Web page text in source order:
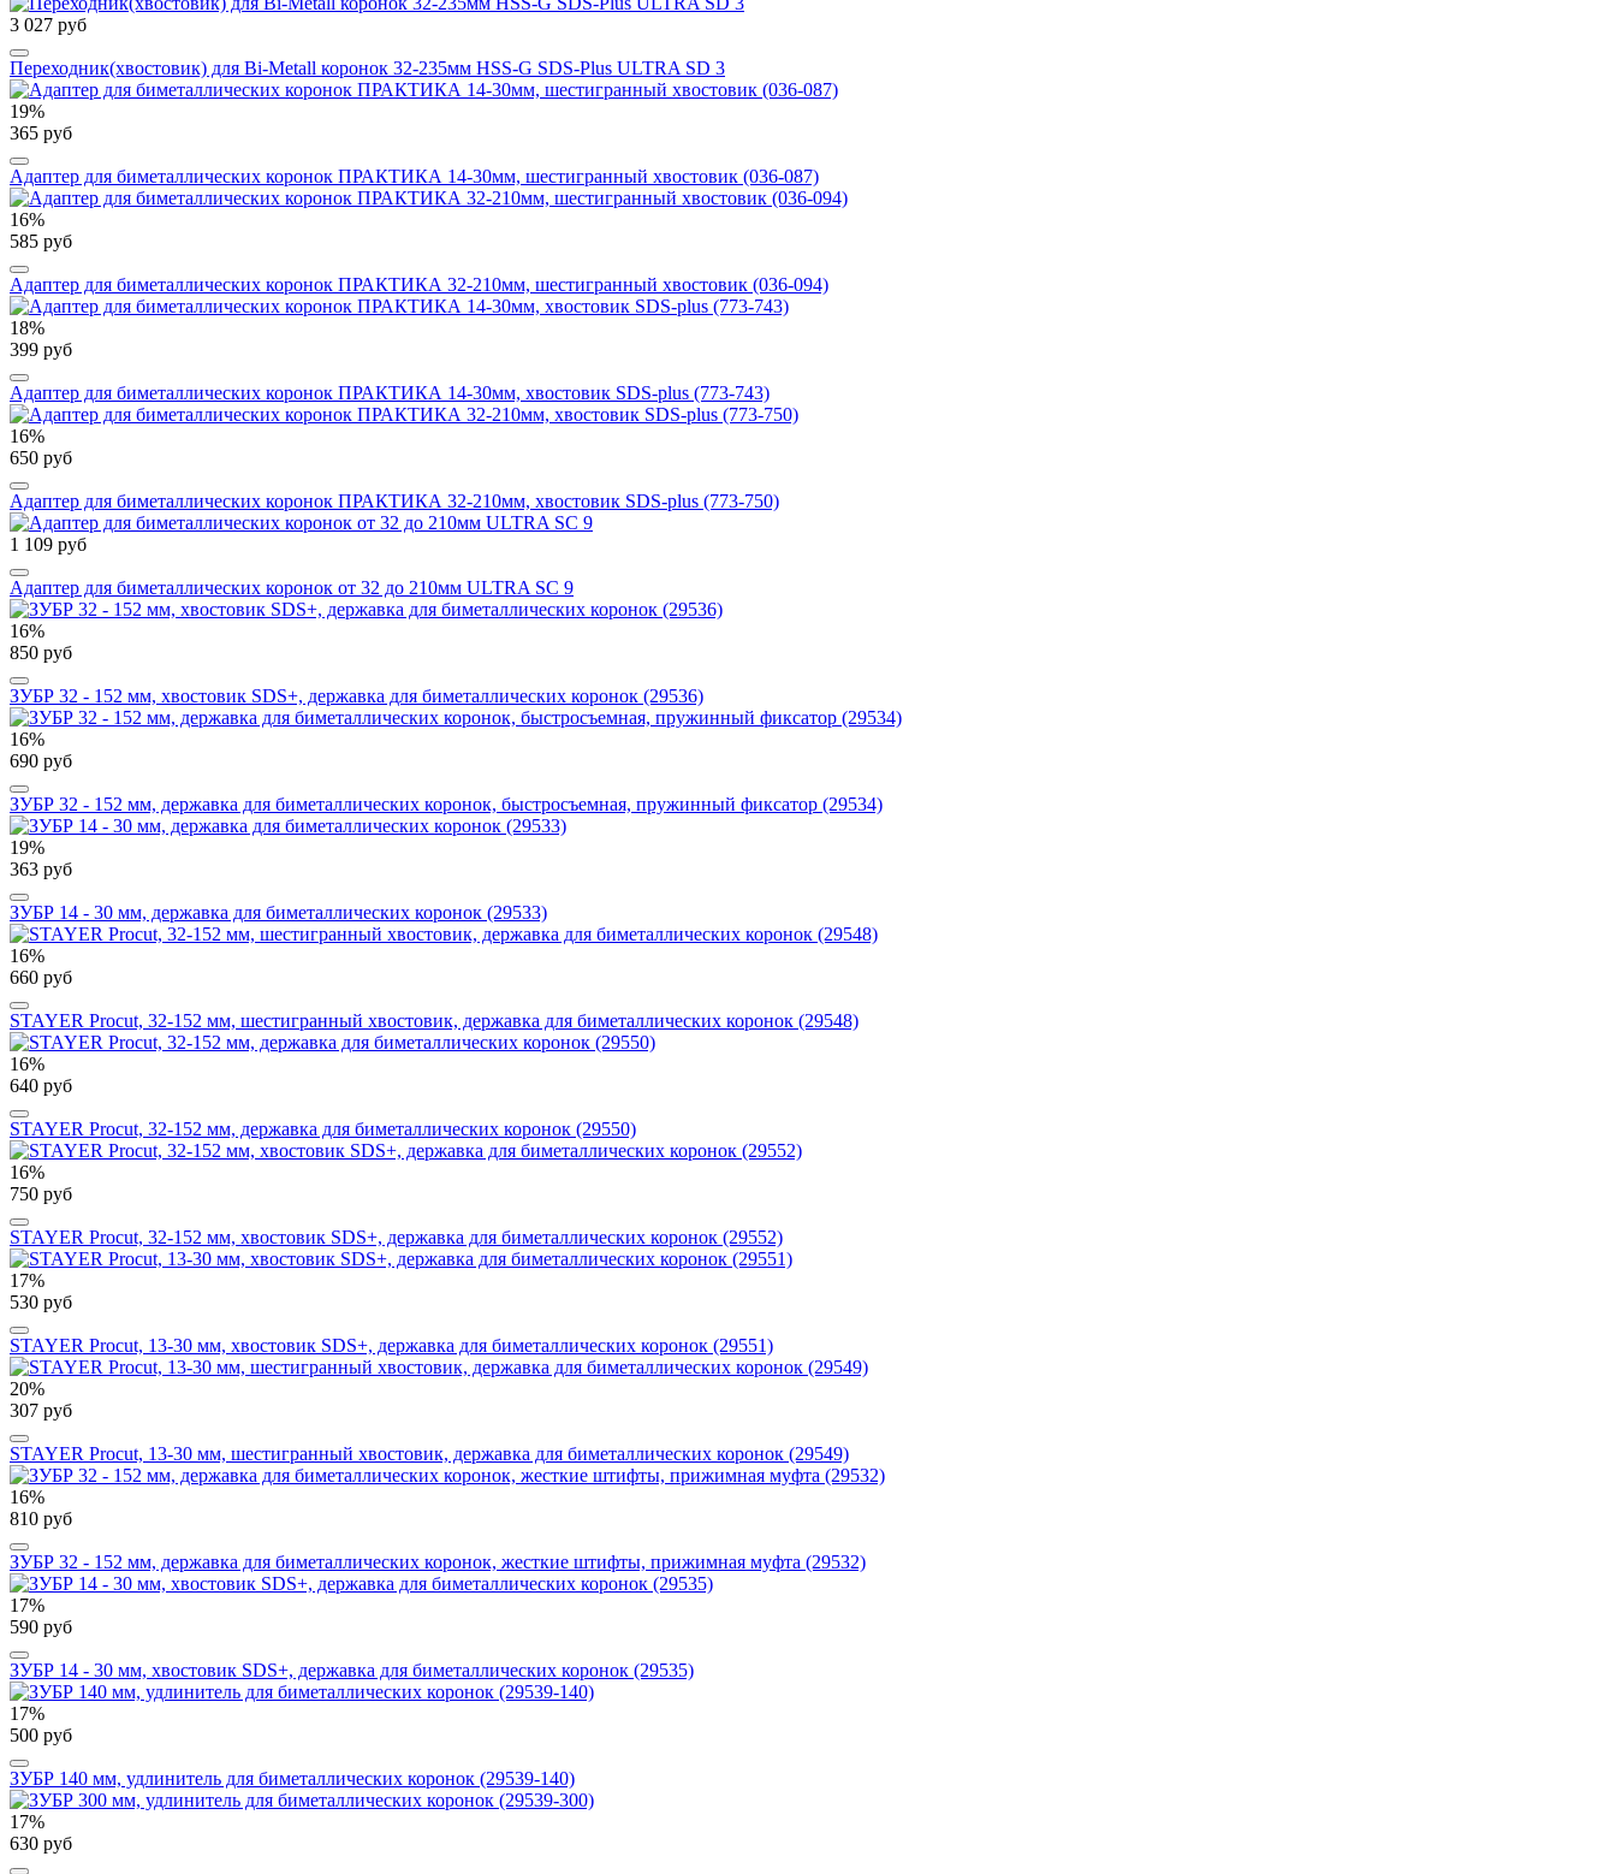
3 027 руб
Переходник(хвостовик) для Bi-Metall коронок 32-235мм HSS-G SDS-Plus ULTRA SD 3
19%
365 руб
Адаптер для биметаллических коронок ПРАКТИКА 14-30мм, шестигранный хвостовик (036-087)
16%
585 руб
Адаптер для биметаллических коронок ПРАКТИКА 32-210мм, шестигранный хвостовик (036-094)
18%
399 руб
Адаптер для биметаллических коронок ПРАКТИКА 14-30мм, хвостовик SDS-plus (773-743)
16%
650 руб
Адаптер для биметаллических коронок ПРАКТИКА 32-210мм, хвостовик SDS-plus (773-750)
1 109 руб
Адаптер для биметаллических коронок от 32 до 210мм ULTRA SC 9
16%
850 руб
ЗУБР 32 - 152 мм, хвостовик SDS+, державка для биметаллических коронок (29536)
16%
690 руб
ЗУБР 32 - 152 мм, державка для биметаллических коронок, быстросъемная, пружинный фиксатор (29534)
19%
363 руб
ЗУБР 14 - 30 мм, державка для биметаллических коронок (29533)
16%
660 руб
STAYER Procut, 32-152 мм, шестигранный хвостовик, державка для биметаллических коронок (29548)
16%
640 руб
STAYER Procut, 32-152 мм, державка для биметаллических коронок (29550)
16%
750 руб
STAYER Procut, 32-152 мм, хвостовик SDS+, державка для биметаллических коронок (29552)
17%
530 руб
STAYER Procut, 13-30 мм, хвостовик SDS+, державка для биметаллических коронок (29551)
20%
307 руб
STAYER Procut, 13-30 мм, шестигранный хвостовик, державка для биметаллических коронок (29549)
16%
810 руб
ЗУБР 32 - 152 мм, державка для биметаллических коронок, жесткие штифты, прижимная муфта (29532)
17%
590 руб
ЗУБР 14 - 30 мм, хвостовик SDS+, державка для биметаллических коронок (29535)
17%
500 руб
ЗУБР 140 мм, удлинитель для биметаллических коронок (29539-140)
17%
630 руб